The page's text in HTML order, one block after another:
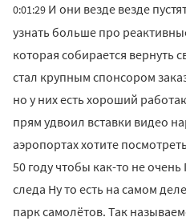
0:01:29 И они везде везде
узнать больше про
которая собирается вернуть
стал крупным спонсором
но у них есть хороший
прям удвоил вставки видео
аэропортах хотите
50 году чтобы как-то не
следа Ну то есть на самом
парк самолётов. Так